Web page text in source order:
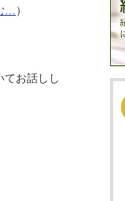
…）
てお話しし